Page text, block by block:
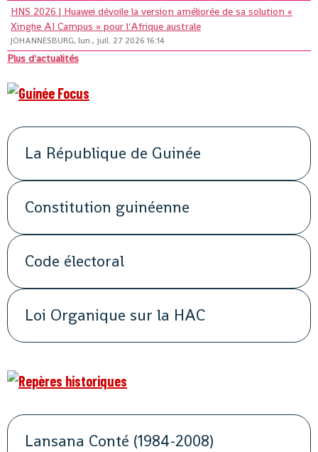
HNS 2026 | Huawei dévoile la version améliorée de sa solution «
Xinghe AI Campus » pour l'Afrique australe
JOHANNESBURG, lun., juil. 27 2026 16:14
Plus d'actualités
La République de Guinée
Constitution guinéenne
Code électoral
Loi Organique sur la HAC
Lansana Conté (1984-2008)